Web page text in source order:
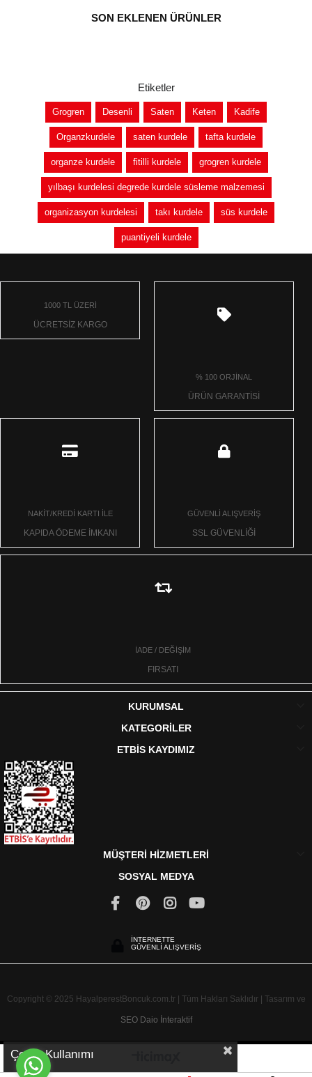
SON EKLENEN ÜRÜNLER
Etiketler
Grogren Desenli Saten Keten Kadife
Organzkurdele saten kurdele tafta kurdele
organze kurdele fitilli kurdele grogren kurdele
yılbaşı kurdelesi degrede kurdele süsleme malzemesi
organizasyon kurdelesi takı kurdele süs kurdele
puantiyeli kurdele
1000 TL ÜZERİ
ÜCRETSİZ KARGO
% 100 ORJİNAL
ÜRÜN GARANTİSİ
NAKİT/KREDİ KARTI İLE
KAPIDA ÖDEME İMKANI
GÜVENLİ ALIŞVERİŞ
SSL GÜVENLİĞİ
İADE / DEĞİŞİM
FIRSATI
KURUMSAL
KATEGORİLER
ETBİS KAYDIMIZ
MÜŞTERİ HİZMETLERİ
SOSYAL MEDYA
İNTERNETTE
GÜVENLİ ALIŞVERİŞ
Copyright © 2025 HayalperestBoncuk.com.tr | Tüm Hakları Saklıdır | Tasarım ve
SEO Daio İnteraktif
Çerez Kullanımı